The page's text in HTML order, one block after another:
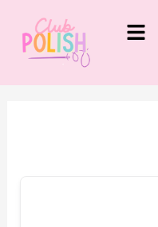
contenido
Menú